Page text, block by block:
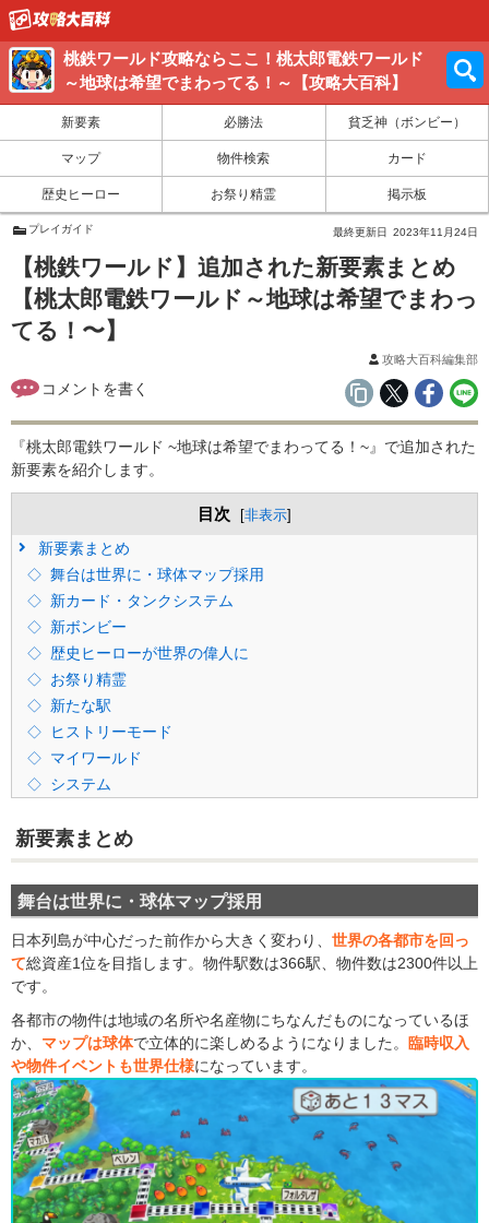
桃鉄ワールド攻略ならここ！桃太郎電鉄ワールド
～地球は希望でまわってる！～【攻略大百科】
新要素 必勝法 貧乏神（ボンビー）
マップ 物件検索 カード
歴史ヒーロー お祭り精霊 掲示板
プレイガイド 最終更新日 2023年11月24日
【桃鉄ワールド】追加された新要素まとめ
【桃太郎電鉄ワールド～地球は希望でまわっ
てる！〜】
攻略大百科編集部
『桃太郎電鉄ワールド ~地球は希望でまわってる！~』で追加された
新要素を紹介します。
目次 [非表示]
新要素まとめ
舞台は世界に・球体マップ採用
新カード・タンクシステム
新ボンビー
歴史ヒーローが世界の偉人に
お祭り精霊
新たな駅
ヒストリーモード
マイワールド
システム
新要素まとめ
舞台は世界に・球体マップ採用
日本列島が中心だった前作から大きく変わり、 世界の各都市を回っ
て総資産1位を目指します。物件駅数は366駅、物件数は2300件以上
です。
各都市の物件は地域の名所や名産物にちなんだものになっているほ
か、 マップは球体で立体的に楽しめるようになりました。 臨時収入
や物件イベントも世界仕様になっています。